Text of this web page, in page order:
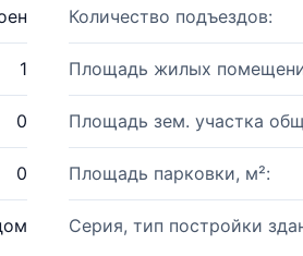
Количество подъездов:
1 Площадь жилых
0 Площадь зем. участка
0 Площадь парковки, м²:
Серия, тип постройки